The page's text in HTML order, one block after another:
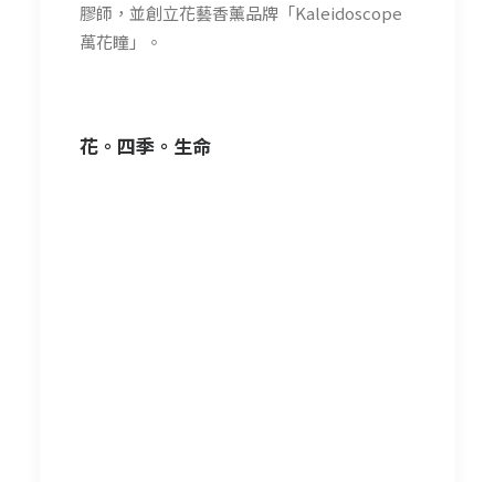
膠師，並創立花藝香薰品牌「Kaleidoscope
萬花瞳」。
花。四季。生命